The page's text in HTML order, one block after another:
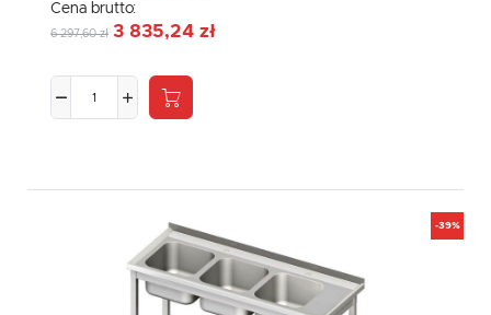
Cena brutto:
6 297,60 zł 3 835,24 zł
-39%